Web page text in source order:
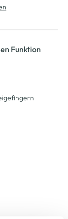
Funktion